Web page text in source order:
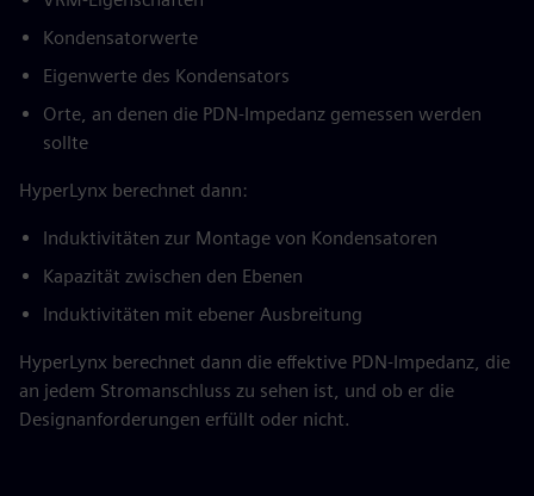
Kondensatorwerte
Eigenwerte des Kondensators
Orte, an denen die PDN-Impedanz gemessen werden
sollte
HyperLynx berechnet dann:
Induktivitäten zur Montage von Kondensatoren
Kapazität zwischen den Ebenen
Induktivitäten mit ebener Ausbreitung
HyperLynx berechnet dann die effektive PDN-Impedanz, die
an jedem Stromanschluss zu sehen ist, und ob er die
Designanforderungen erfüllt oder nicht.